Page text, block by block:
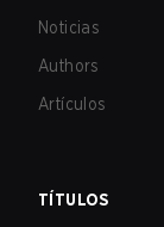
Noticias
Authors
Artículos
TÍTULOS